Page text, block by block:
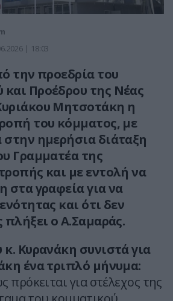
| 18:03
την προεδρία του
Προέδρου της Νέας
Μητσοτάκη η
του κόμματος, με
ημερήσια διάταξη
Γραμματέα της
και με εντολή να
στα γραφεία για να
και ότι δεν
πλήξει ο Α.Σαμαράς.
Κυρανάκη συνιστά για
ένα τριπλό μήνυμα:
πρόκειται για στέλεχος της